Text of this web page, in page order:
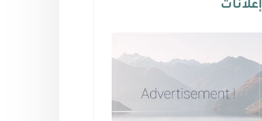
إعلانات